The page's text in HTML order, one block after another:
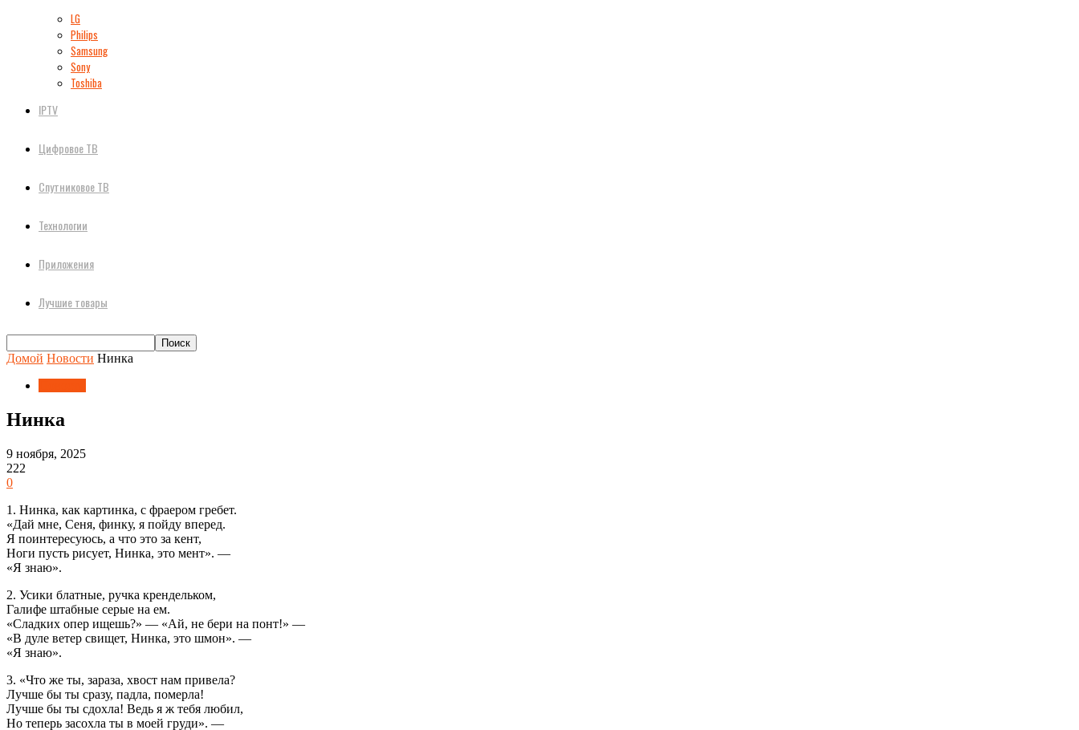
LG
Philips
Samsung
Sony
Toshiba
IPTV
Цифровое ТВ
Спутниковое ТВ
Технологии
Приложения
Лучшие товары
Домой Новости Нинка
Нинка
9 ноября, 2025
222
0
1. Нинка, как картинка, с фраером гребет.
«Дай мне, Сеня, финку, я пойду вперед.
Я поинтересуюсь, а что это за кент,
Ноги пусть рисует, Нинка, это мент». —
«Я знаю».
2. Усики блатные, ручка крендельком,
Галифе штабные серые на ем.
«Сладких опер ищешь?» — «Ай, не бери на понт!» —
«В дуле ветер свищет, Нинка, это шмон». —
«Я знаю».
3. «Что же ты, зараза, хвост нам привела?
Лучше бы ты сразу, падла, померла!
Лучше бы ты сдохла! Ведь я ж тебя любил,
Но теперь засохла ты в моей груди». —